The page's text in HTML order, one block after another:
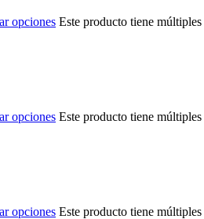
opciones Este producto tiene
opciones Este producto tiene
opciones Este producto tiene